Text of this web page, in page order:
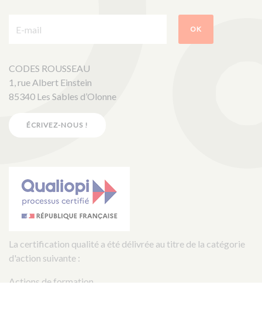
OK
CODES ROUSSEAU
1, rue Albert Einstein
85340 Les Sables d’Olonne
ÉCRIVEZ-NOUS !
La certification qualité a été délivrée au titre de la catégorie
d'action suivante :
Actions de formation